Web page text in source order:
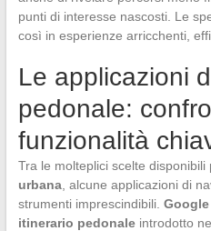
punti di interesse nascosti. Le
così in esperienze arricchenti,
Le applicazioni
pedonale:
funzionalità
Tra le molteplici scelte disponibili
urbana, alcune applicazioni di
strumenti imprescindibili.
itinerario pedonaleintrodotto